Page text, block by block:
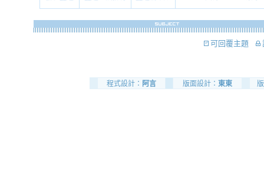
可回覆主題
程式設計： 阿言 版面設計： 東東